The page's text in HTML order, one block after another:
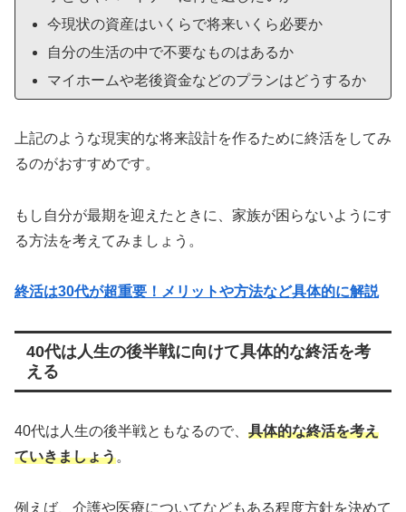
今現状の資産はいくらで将来いくら必要か
自分の生活の中で不要なものはあるか
マイホームや老後資金などのプランはどうするか
上記のような現実的な将来設計を作るために終活をしてみ
るのがおすすめです。
もし自分が最期を迎えたときに、家族が困らないようにす
る方法を考えてみましょう。
終活は30代が超重要！メリットや方法など具体的に解説
40代は人生の後半戦に向けて具体的な終活を考
える
40代は人生の後半戦ともなるので、 具体的な終活を考え
ていきましょう。
例えば、介護や医療についてなどもある程度方針を決めて